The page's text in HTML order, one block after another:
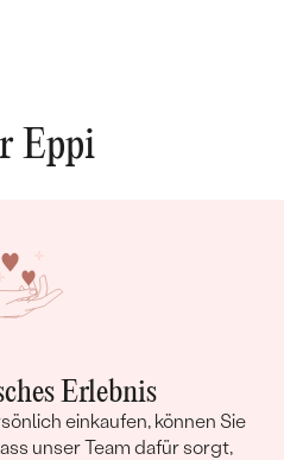
Eppi
Erlebnis
einkaufen, können Sie
unser Team dafür sorgt,